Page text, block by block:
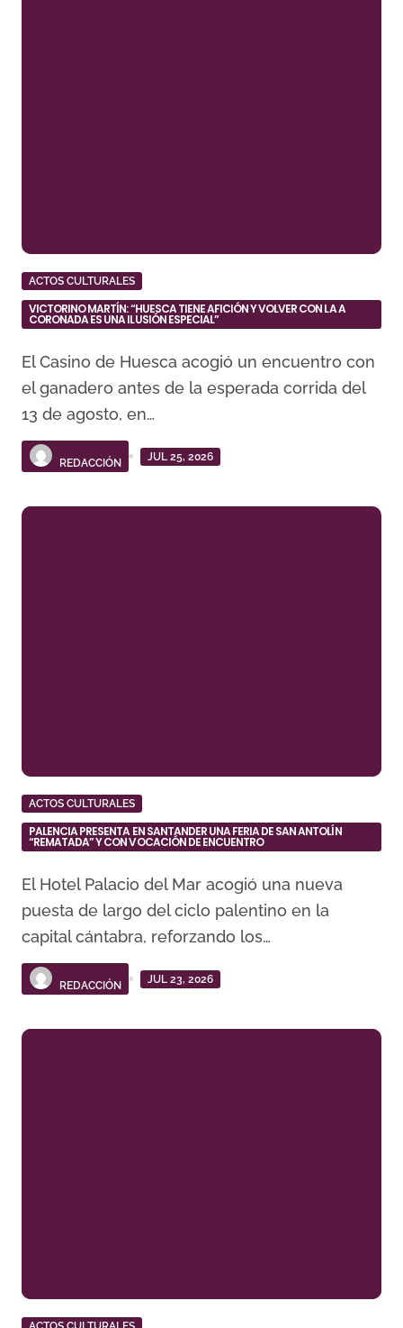
ACTOS CULTURALES
VICTORINO MARTÍN: “HUESCA TIENE AFICIÓN Y VOLVER CON LA A
CORONADA ES UNA ILUSIÓN ESPECIAL”
El Casino de Huesca acogió un encuentro con
el ganadero antes de la esperada corrida del
13 de agosto, en…
REDACCIÓN
JUL 25, 2026
ACTOS CULTURALES
PALENCIA PRESENTA EN SANTANDER UNA FERIA DE SAN ANTOLÍN
“REMATADA” Y CON VOCACIÓN DE ENCUENTRO
El Hotel Palacio del Mar acogió una nueva
puesta de largo del ciclo palentino en la
capital cántabra, reforzando los…
REDACCIÓN
JUL 23, 2026